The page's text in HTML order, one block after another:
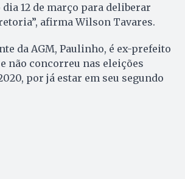
12 de março para deliberar
afirma Wilson Tavares.
da AGM, Paulinho, é ex-prefeito
não concorreu nas eleições
por já estar em seu segundo